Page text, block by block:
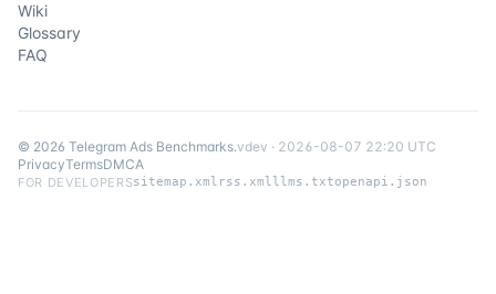
Wiki
Glossary
FAQ
© 2026 Telegram Ads Benchmarks.vdev · 2026-08-07 22:20 UTC
PrivacyTermsDMCA
FOR DEVELOPERSsitemap.xml rss.xml llms.txtopenapi.json